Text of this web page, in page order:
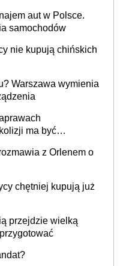
aut w Polsce.
samochodów
nie kupują chińskich
Warszawa wymienia
ma być
z Orlenem o
chętniej kupują już
przejdzie wielką